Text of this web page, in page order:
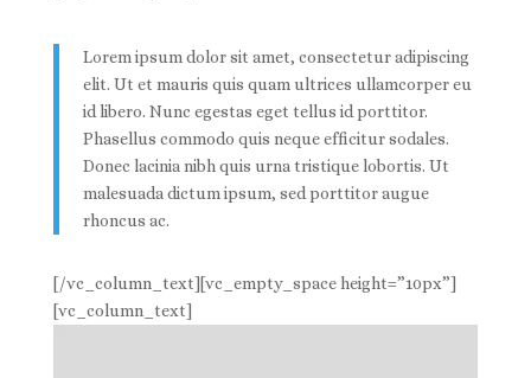
Lorem ipsum dolor sit amet, consectetur adipiscing
elit. Ut et mauris quis quam ultrices ullamcorper eu
id libero. Nunc egestas eget tellus id porttitor.
Phasellus commodo quis neque efficitur sodales.
Donec lacinia nibh quis urna tristique lobortis. Ut
malesuada dictum ipsum, sed porttitor augue
rhoncus ac.
[/vc_column_text][vc_empty_space height=”10px”]
[vc_column_text]